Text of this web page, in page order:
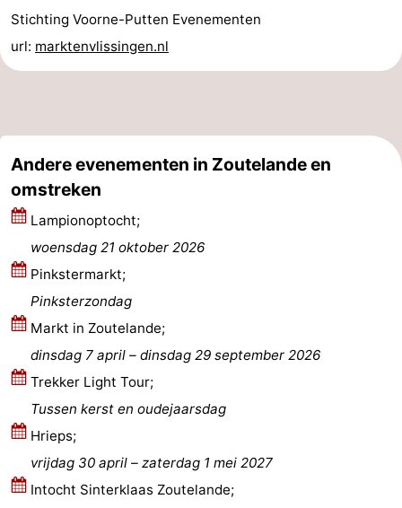
Natuur
Oosterschelde
-
Burgh
-
Kop
Schouwen
-
Veere
Natuur
Oranjezon
-
Oostkapelle
-
Natuur
Mantelingen
Domburg
Westkapelle
-
Natuur
Walcherse
bos
-
Dishoek
Vlissingen
Stichting Voorne-Putten Evenementen
url: marktenvlissingen.nl
Andere evenementen in Zoutelande en
omstreken
Lampionoptocht;
woensdag 21 oktober 2026
Pinkstermarkt;
Pinksterzondag
Markt in Zoutelande;
dinsdag 7 april – dinsdag 29 september 2026
Trekker Light Tour;
Tussen kerst en oudejaarsdag
Hrieps;
vrijdag 30 april –
zaterdag 1 mei 2027
Intocht Sinterklaas Zoutelande;